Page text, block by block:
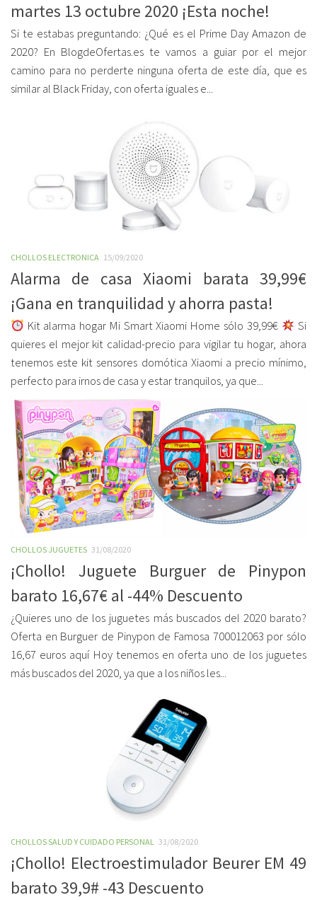
martes 13 octubre 2020 ¡Esta noche!
Si te estabas preguntando: ¿Qué es el Prime Day Amazon de
2020? En BlogdeOfertas.es te vamos a guiar por el mejor
camino para no perderte ninguna oferta de este día, que es
similar al Black Friday, con oferta iguales e...
CHOLLOS ELECTRONICA 15/09/2020
Alarma de casa Xiaomi barata 39,99€
¡Gana en tranquilidad y ahorra pasta!
Kit alarma hogar Mi Smart Xiaomi Home sólo 39,99€
Si
quieres el mejor kit calidad-precio para vigilar tu hogar, ahora
tenemos este kit sensores domótica Xiaomi a precio mínimo,
perfecto para irnos de casa y estar tranquilos, ya que...
CHOLLOS JUGUETES 31/08/2020
¡Chollo! Juguete Burguer de Pinypon
barato 16,67€ al -44% Descuento
¿Quieres uno de los juguetes más buscados del 2020 barato?
Oferta en Burguer de Pinypon de Famosa 700012063 por sólo
16,67 euros aquí Hoy tenemos en oferta uno de los juguetes
más buscados del 2020, ya que a los niños les...
CHOLLOS SALUD Y CUIDADO PERSONAL 31/08/2020
¡Chollo! Electroestimulador Beurer EM 49
barato 39,9# -43 Descuento